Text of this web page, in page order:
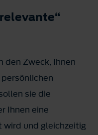
den Zweck, Ihnen
sie die
Ihnen eine
und gleichzeitig